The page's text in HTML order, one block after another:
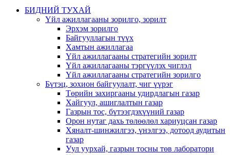
БИДНИЙ ТУХАЙ
Үйл ажиллагааны зорилго, зорилт
Эрхэм зорилго
Байгууллагын түүх
Хамтын ажиллагаа
Үйл ажиллагааны стратегийн зорилт
Үйл ажиллагааны тэргүүлэх чиглэл
Үйл ажиллагааны стратегийн зорилго
Бүтэц, зохион байгуулалт, чиг үүрэг
Төрийн захиргааны удирдлагын газар
Хайгуул, ашиглалтын газар
Газрын тос, бүтээгдэхүүний газар
Орон нутаг дахь төлөөлөл хариуцсан газар
Хяналт-шинжилгээ, үнэлгээ, дотоод аудитын
газар
Уул уурхай, газрын тосны төв лаборатори